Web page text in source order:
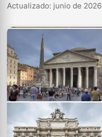
Actualizado: junio de 2026